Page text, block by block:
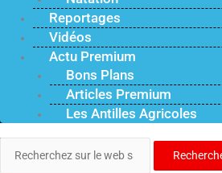
Reportages
Vidéos
Actu Premium
Bons Plans
Articles Premium
Les Antilles Agricoles